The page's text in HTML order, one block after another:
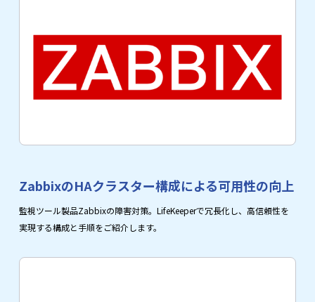
ZabbixのHAクラスター構成による可用性の向上
監視ツール製品Zabbixの障害対策。LifeKeeperで冗長化し、高信頼性を
実現する構成と手順をご紹介します。